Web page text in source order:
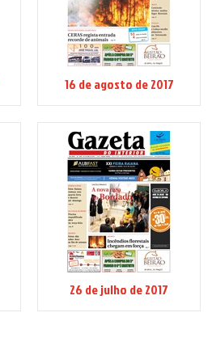
16 de agosto de 2017
26 de julho de 2017